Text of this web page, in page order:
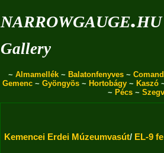
narrowgauge.hu
Gallery
~Almamellék ~ Balatonfenyves ~
Gemenc ~Gyöngyös ~ Hortobágy ~ Kaszó
~ Pécs ~
Kemencei Erdei Múzeumvasút/ EL-9